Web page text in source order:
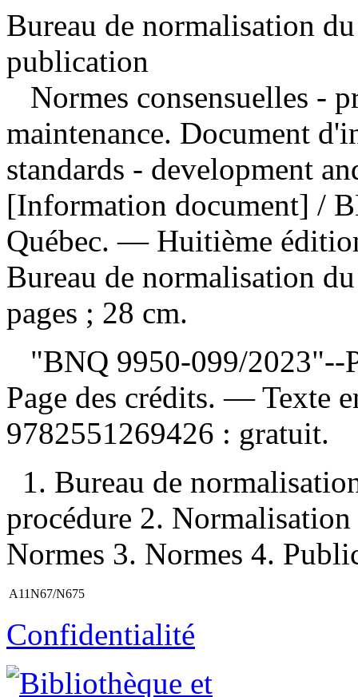
Bureau de normalisation
publication
Normes consensuelles -
maintenance. Document
standards - development
[Information document] /
Québec. — Huitième
Bureau de normalisation
pages ; 28 cm.
"BNQ 9950-099/2023"--
Page des crédits. — Texte
9782551269426 : gratuit.
1. Bureau de
procédure 2.
Normes 3. Normes 4.
A11N67/N675
Confidentialité